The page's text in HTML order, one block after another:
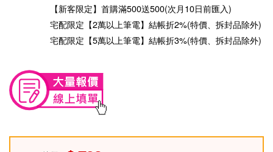
【新客限定】首購滿500送500(次月10日前匯入)
宅配限定【2萬以上筆電】結帳折2%(特價、拆封品除外)
宅配限定【5萬以上筆電】結帳折3%(特價、拆封品除外)